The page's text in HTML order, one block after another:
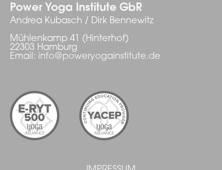
Power Yoga Institute GbR
Andrea Kubasch / Dirk Bennewitz
Mühlenkamp 41 (Hinterhof)
22303 Hamburg
Email: info@poweryogainstitute.de